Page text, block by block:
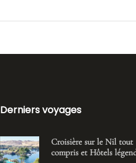
Derniers voyages
Croisière sur le Nil tout
compris et Hôtels